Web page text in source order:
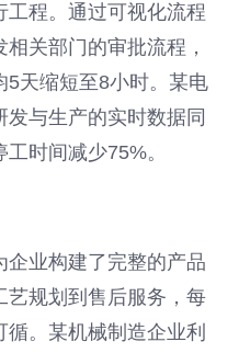
工程。通过可视化流程
关部门的审批流程，
5天缩短至8小时。某电
与生产的实时数据同
时间减少75%。
企业构建了完整的产品
艺规划到售后服务，每
。某机械制造企业利